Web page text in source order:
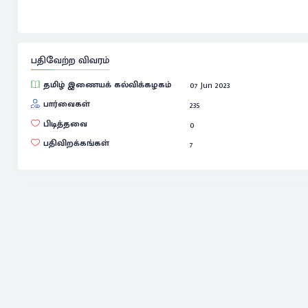
பதிவேற்ற விவரம்
தமிழ் இணையக் கல்விக்கழகம்
07 Jun 2023
பார்வைகள்
235
பிடித்தவை
0
பதிவிறக்கங்கள்
7